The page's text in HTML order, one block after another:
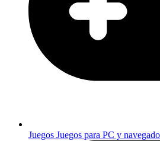
Juegos Juegos para PC y